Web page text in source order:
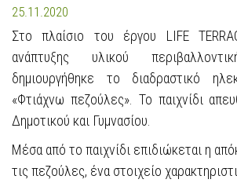
25.11.2020
Στο πλαίσιο του έργου LIFE
ανάπτυξης υλικού
δημιουργήθηκε το διαδραστικό
«Φτιάχνω πεζούλες». Το παιχνίδι
Δημοτικού και Γυμνασίου.
Μέσα από το παιχνίδι επιδιώκεται η
τις πεζούλες, ένα στοιχείο